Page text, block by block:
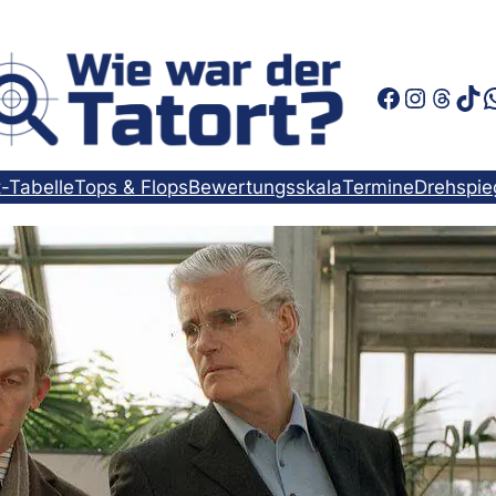
Facebook
TabelleTops & FlopsBewertungsskalaTermine